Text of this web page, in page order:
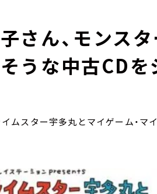
さん、モンス
うな中古CDを
スター宇多丸とマイゲーム・マ